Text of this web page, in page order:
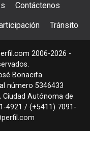
Contáctenos
Tránsito
2006-2026 -
Bonacifa.
número 5346433
, Ciudad Autónoma de
4921 / (+5411) 7091-